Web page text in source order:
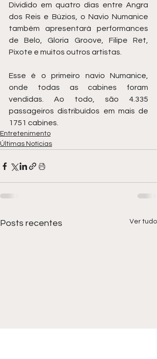
Dividido em quatro dias entre Angra
dos Reis e Búzios, o Navio Numanice
também apresentará performances
de Belo, Gloria Groove, Filipe Ret,
Pixote e muitos outros artistas.
Esse é o primeiro navio Numanice,
onde todas as cabines foram
vendidas. Ao todo, são 4.335
passageiros distribuídos em mais de
1751 cabines.
Entretenimento
Últimas Notícias
Posts recentes Ver tudo